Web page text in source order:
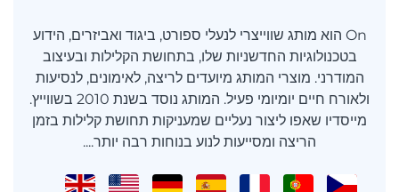
On הוא מותג שווייצרי לנעלי ספורט, ביגוד ואביזרים, הידוע
בטכנולוגיות החדשניות שלו, בתחושת הקלילות ובעיצוב
המודרני. מוצרי המותג מיועדים לריצה, לאימונים, לנסיעות
ולאורח חיים יומיומי פעיל. המותג נוסד בשנת 2010 בשווייץ.
מייסדיו שאפו ליצור נעליים שמעניקות תחושת קלילות בזמן
הריצה ומסייעות לנוע בנוחות רבה יותר....